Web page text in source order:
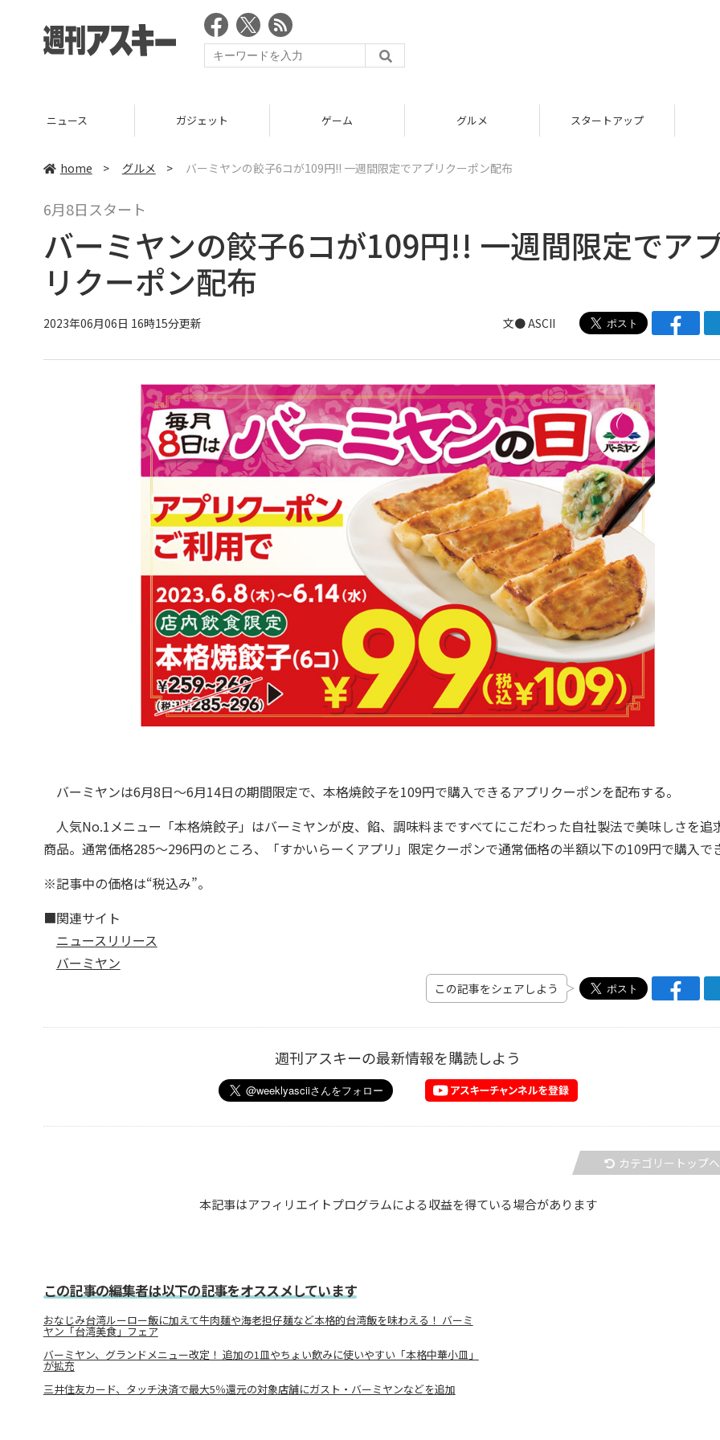
ニュース ガジェット ゲーム グルメ スタートアップ
home > グルメ > バーミヤンの餃子6コが109円!! 一週間限定でアプリクーポン配布
6月8日スタート
バーミヤンの餃子6コが109円!! 一週間限定でア
リクーポン配布
2023年06月06日 16時15分更新 文● ASCII
バーミヤンは6月8日～6月14日の期間限定で、本格焼餃子を109円で購入できるアプリクーポンを配布する。
人気No.1メニュー「本格焼餃子」はバーミヤンが皮、餡、調味料まですべてにこだわった自社製法で美味しさを追
商品。通常価格285～296円のところ、「すかいらーくアプリ」限定クーポンで通常価格の半額以下の109円で購入で
※記事中の価格は“税込み”。
■関連サイト
ニュースリリース
バーミヤン
この記事をシェアしよう
週刊アスキーの最新情報を購読しよう
カテゴリートップへ
本記事はアフィリエイトプログラムによる収益を得ている場合があります
この記事の編集者は以下の記事をオススメしています
おなじみ台湾ルーロー飯に加えて牛肉麺や海老担仔麺など本格的台湾飯を味わえる！ バーミ
ヤン「台湾美食」フェア
バーミヤン、グランドメニュー改定！ 追加の1皿やちょい飲みに使いやすい「本格中華小皿」
が拡充
三井住友カード、タッチ決済で最大5％還元の対象店舗にガスト・バーミヤンなどを追加